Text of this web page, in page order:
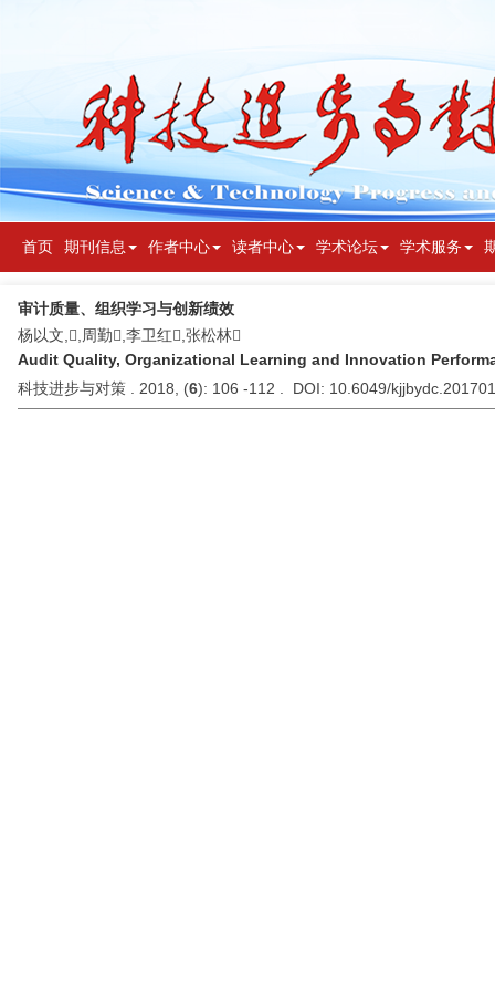
首页 期刊信息 作者中心 读者中心 学术论坛 学术服务
审计质量、组织学习与创新绩效
杨以文,,周勤,李卫红,张松林
Audit Quality, Organizational Learning and Innovation
科技进步与对策 . 2018, (6): 106 -112 . DOI: 10.6049/